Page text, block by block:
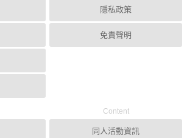
隱私政策
免責聲明
Content
同人活動資訊